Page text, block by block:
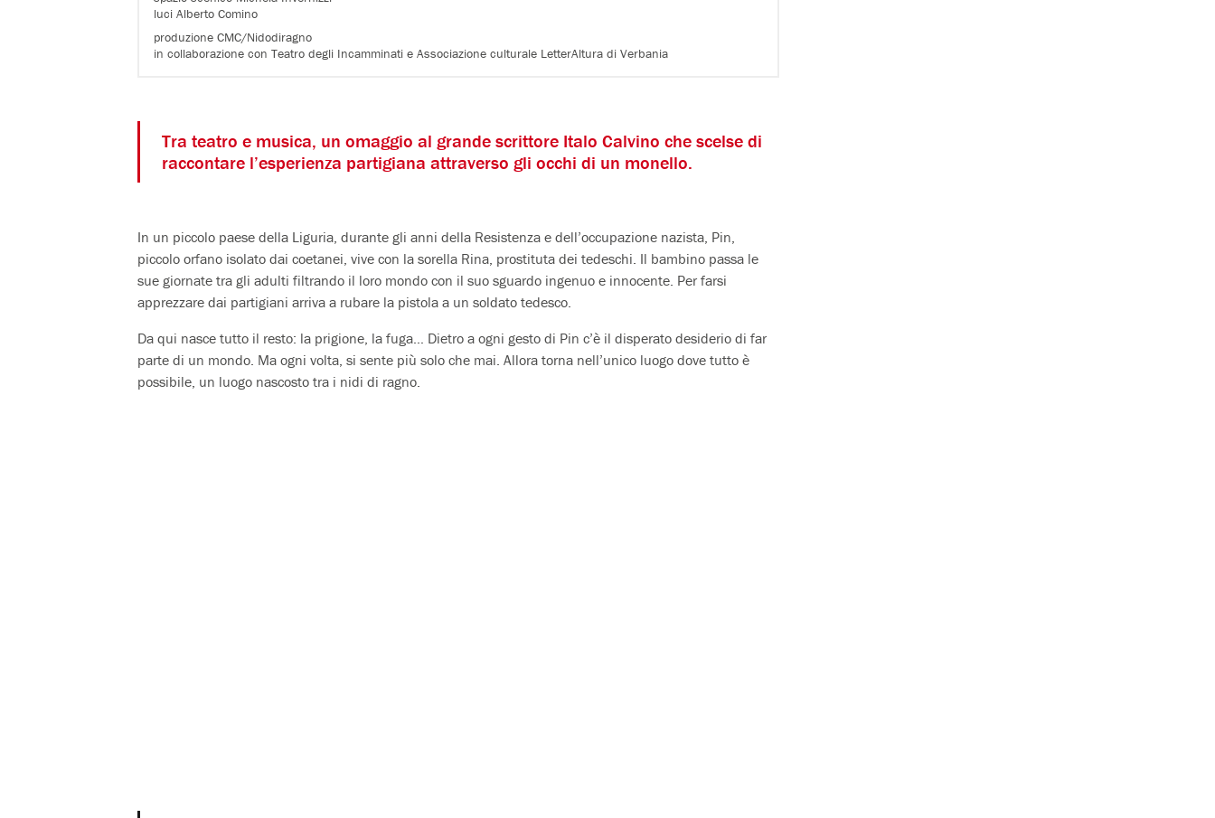
luci Alberto Comino
produzione CMC/Nidodiragno
in collaborazione con Teatro degli Incamminati e Associazione culturale LetterAltura di Verbania
Tra teatro e musica, un omaggio al grande scrittore Italo Calvino che scelse di
raccontare l’esperienza partigiana attraverso gli occhi di un monello.
In un piccolo paese della Liguria, durante gli anni della Resistenza e dell’occupazione nazista, Pin,
piccolo orfano isolato dai coetanei, vive con la sorella Rina, prostituta dei tedeschi. Il bambino passa le
sue giornate tra gli adulti filtrando il loro mondo con il suo sguardo ingenuo e innocente. Per farsi
apprezzare dai partigiani arriva a rubare la pistola a un soldato tedesco.
Da qui nasce tutto il resto: la prigione, la fuga… Dietro a ogni gesto di Pin c’è il disperato desiderio di far
parte di un mondo. Ma ogni volta, si sente più solo che mai. Allora torna nell’unico luogo dove tutto è
possibile, un luogo nascosto tra i nidi di ragno.